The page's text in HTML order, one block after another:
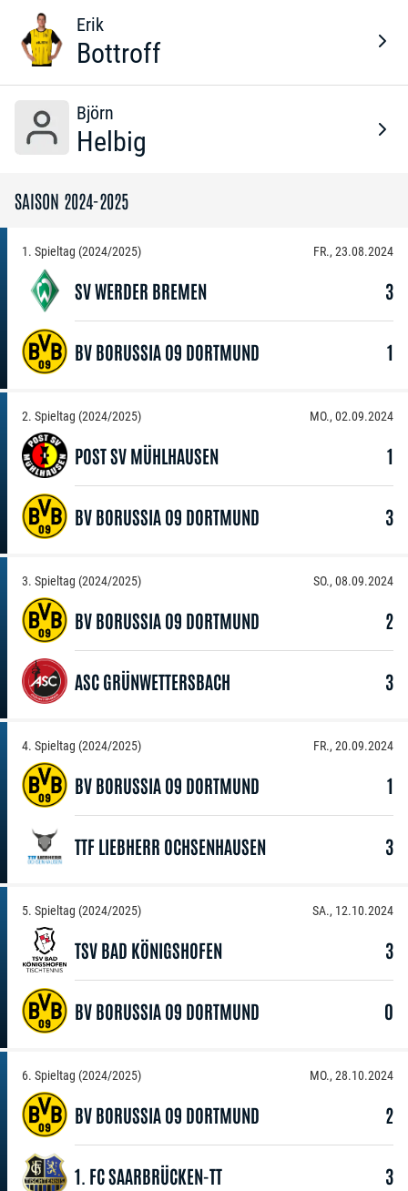
Erik
Bottroff
Björn
Helbig
SAISON 2024-2025
1. Spieltag (2024/2025) FR., 23.08.2024
SV WERDER BREMEN 3
BV BORUSSIA 09 DORTMUND 1
2. Spieltag (2024/2025) MO., 02.09.2024
POST SV MÜHLHAUSEN 1
BV BORUSSIA 09 DORTMUND 3
3. Spieltag (2024/2025) SO., 08.09.2024
BV BORUSSIA 09 DORTMUND 2
ASC GRÜNWETTERSBACH 3
4. Spieltag (2024/2025) FR., 20.09.2024
BV BORUSSIA 09 DORTMUND 1
TTF LIEBHERR OCHSENHAUSEN 3
5. Spieltag (2024/2025) SA., 12.10.2024
TSV BAD KÖNIGSHOFEN 3
BV BORUSSIA 09 DORTMUND 0
6. Spieltag (2024/2025) MO., 28.10.2024
BV BORUSSIA 09 DORTMUND 2
1. FC SAARBRÜCKEN-TT 3